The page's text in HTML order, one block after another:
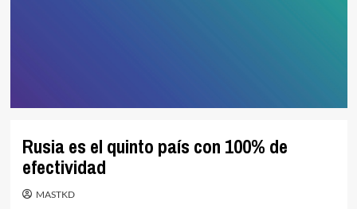
Rusia es el quinto país con 100% de
efectividad
MASTKD